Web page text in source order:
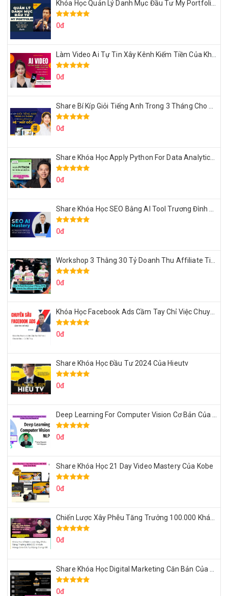
0đ
0đ
0đ
0đ
0đ
0đ
0đ
Share Khóa Học Đầu Tư 2024 Của Hieutv
0đ
0đ
Share Khóa Học 21 Day Video Mastery Của Kobe
0đ
0đ
0đ